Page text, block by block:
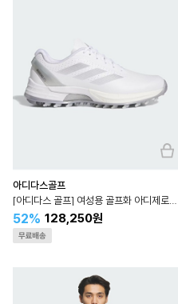
아디다스골프
52% 128,250원